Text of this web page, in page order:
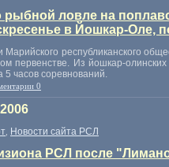
рыбной ловле на
в Йошкар-Оле,
Марийского республиканского
первенстве. Из йошкар-
5 часов соревнований.
0
Новости сайта РСЛ
РСЛ после